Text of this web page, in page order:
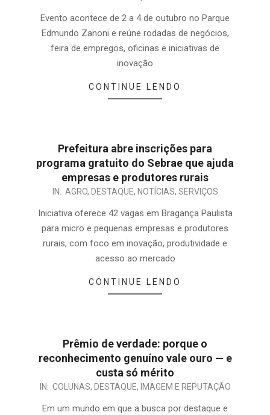
Evento acontece de 2 a 4 de outubro no Parque
Edmundo Zanoni e reúne rodadas de negócios,
feira de empregos, oficinas e iniciativas de
inovação
CONTINUE LENDO
Prefeitura abre inscrições para
programa gratuito do Sebrae que ajuda
empresas e produtores rurais
IN: AGRO, DESTAQUE, NOTÍCIAS, SERVIÇOS
Iniciativa oferece 42 vagas em Bragança Paulista
para micro e pequenas empresas e produtores
rurais, com foco em inovação, produtividade e
acesso ao mercado
CONTINUE LENDO
Prêmio de verdade: porque o
reconhecimento genuíno vale ouro — e
custa só mérito
IN: COLUNAS, DESTAQUE, IMAGEM E REPUTAÇÃO
Em um mundo em que a busca por destaque e